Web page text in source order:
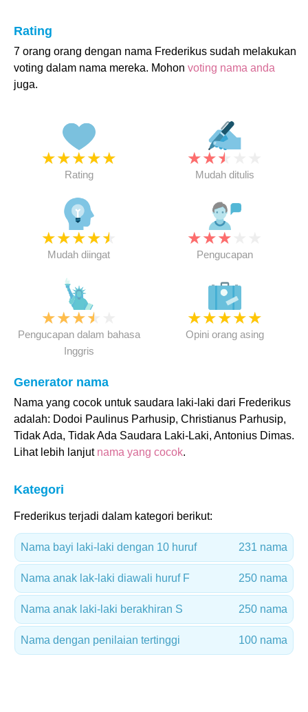
Rating
7 orang orang dengan nama Frederikus sudah melakukan
voting dalam nama mereka. Mohon voting nama anda
juga.
★★★★★
Rating
★★★
Mudah ditulis
★★★★★
Mudah diingat
★★★
Pengucapan
★★★★
Pengucapan dalam bahasa
Inggris
★★★★★
Opini orang asing
Generator nama
Nama yang cocok untuk saudara laki-laki dari Frederikus
adalah: Dodoi Paulinus Parhusip, Christianus Parhusip,
Tidak Ada, Tidak Ada Saudara Laki-Laki, Antonius Dimas.
Lihat lebih lanjut nama yang cocok.
Kategori
Frederikus terjadi dalam kategori berikut:
Nama bayi laki-laki dengan 10 huruf 231 nama
Nama anak lak-laki diawali huruf F 250 nama
Nama anak laki-laki berakhiran S 250 nama
Nama dengan penilaian tertinggi 100 nama